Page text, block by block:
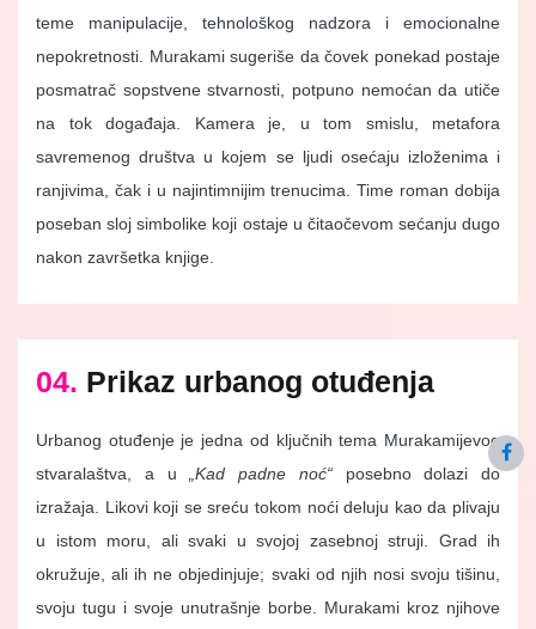
teme manipulacije, tehnološkog nadzora i emocionalne
nepokretnosti. Murakami sugeriše da čovek ponekad postaje
posmatrač sopstvene stvarnosti, potpuno nemoćan da utiče
na tok događaja. Kamera je, u tom smislu, metafora
savremenog društva u kojem se ljudi osećaju izloženima i
ranjivima, čak i u najintimnijim trenucima. Time roman dobija
poseban sloj simbolike koji ostaje u čitaočevom sećanju dugo
nakon završetka knjige.
04. Prikaz urbanog otuđenja
Urbanog otuđenje je jedna od ključnih tema Murakamijevog
stvaralaštva, a u
„Kad padne noć“posebno dolazi do
izražaja. Likovi koji se sreću tokom noći deluju kao da plivaju
u istom moru, ali svaki u svojoj zasebnoj struji. Grad ih
okružuje, ali ih ne objedinjuje; svaki od njih nosi svoju tišinu,
svoju tugu i svoje unutrašnje borbe. Murakami kroz njihove